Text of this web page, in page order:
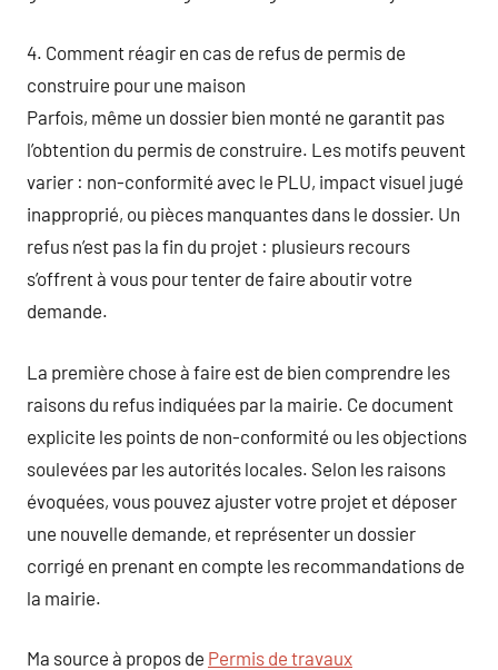
4. Comment réagir en cas de refus de permis de
construire pour une maison
Parfois, même un dossier bien monté ne garantit pas
l’obtention du permis de construire. Les motifs peuvent
varier : non-conformité avec le PLU, impact visuel jugé
inapproprié, ou pièces manquantes dans le dossier. Un
refus n’est pas la fin du projet : plusieurs recours
s’offrent à vous pour tenter de faire aboutir votre
demande.
La première chose à faire est de bien comprendre les
raisons du refus indiquées par la mairie. Ce document
explicite les points de non-conformité ou les objections
soulevées par les autorités locales. Selon les raisons
évoquées, vous pouvez ajuster votre projet et déposer
une nouvelle demande, et représenter un dossier
corrigé en prenant en compte les recommandations de
la mairie.
Ma source à propos de Permis de travaux